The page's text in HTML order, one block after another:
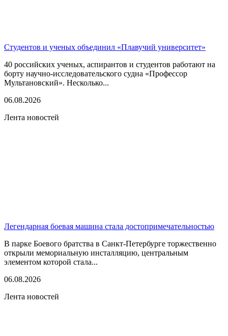
Студентов и ученых объединил «Плавучий университет»
40 российских ученых, аспирантов и студентов работают на
борту научно-исследовательского судна «Профессор
Мультановский». Несколько...
06.08.2026
Лента новостей
Легендарная боевая машина стала достопримечательностью
В парке Боевого братства в Санкт-Петербурге торжественно
открыли мемориальную инсталляцию, центральным
элементом которой стала...
06.08.2026
Лента новостей